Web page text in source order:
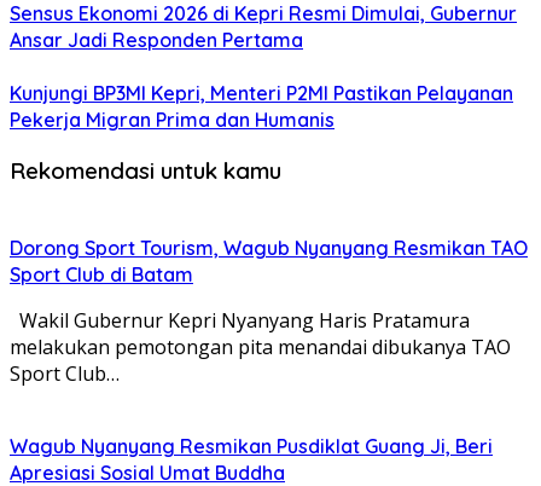
Sensus Ekonomi 2026 di Kepri Resmi Dimulai, Gubernur
Ansar Jadi Responden Pertama
Kunjungi BP3MI Kepri, Menteri P2MI Pastikan Pelayanan
Pekerja Migran Prima dan Humanis
Rekomendasi untuk kamu
Dorong Sport Tourism, Wagub Nyanyang Resmikan TAO
Sport Club di Batam
Wakil Gubernur Kepri Nyanyang Haris Pratamura
melakukan pemotongan pita menandai dibukanya TAO
Sport Club…
Wagub Nyanyang Resmikan Pusdiklat Guang Ji, Beri
Apresiasi Sosial Umat Buddha